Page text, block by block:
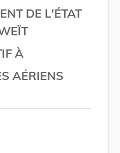
DE L'ÉTAT
À
AÉRIENS